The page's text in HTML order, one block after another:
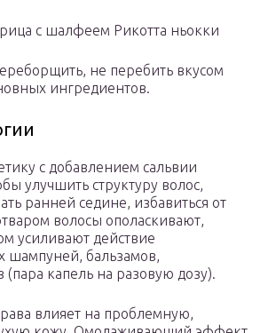
с шалфеем Рикотта ньокки
не перебить вкусом
ингредиентов.
с добавлением сальвии
улучшить структуру волос,
ранней седине, избавиться от
волосы ополаскивают,
усиливают действие
бальзамов,
капель на разовую дозу).
влияет на проблемную,